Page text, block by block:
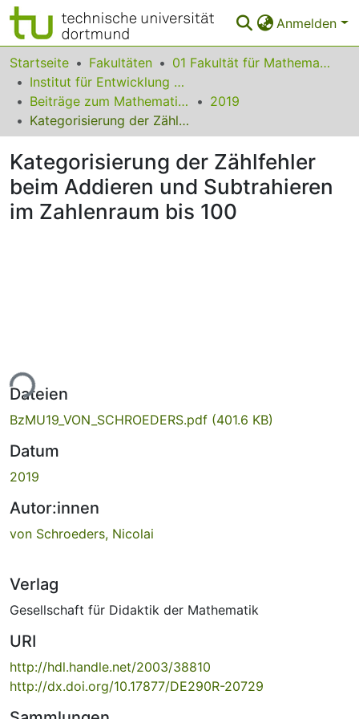
Anmelden
Bereiche & Sammlungen
Das gesamte Repositorium
Statistiken
FAQ
Leitlinien
Zurück zur Startseite
Startseite Fakultäten
01 Fakultät für Mathematik
Institut für Entwicklung und Erforschung des Mathematikunterrichts
Beiträge zum Mathematikunterricht
2019
Kategorisierung der Zählfehler beim Addieren und Subtrahieren im Zahlenraum bis 100
Kategorisierung der Zählfehler
beim Addieren und Subtrahieren
im Zahlenraum bis 100
Dateien
BzMU19_VON_SCHROEDERS.pdf (401.6 KB)
Datum
2019
Autor:innen
von Schroeders, Nicolai
Verlag
Gesellschaft für Didaktik der Mathematik
URI
http://hdl.handle.net/2003/38810
http://dx.doi.org/10.17877/DE290R-20729